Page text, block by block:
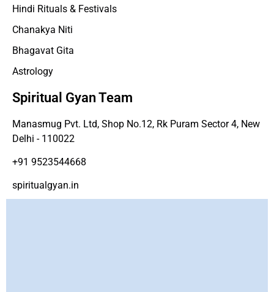
Hindi Rituals & Festivals
Chanakya Niti
Bhagavat Gita
Astrology
Spiritual Gyan Team
Manasmug Pvt. Ltd, Shop No.12, Rk Puram Sector 4, New
Delhi - 110022
+91 9523544668
spiritualgyan.in